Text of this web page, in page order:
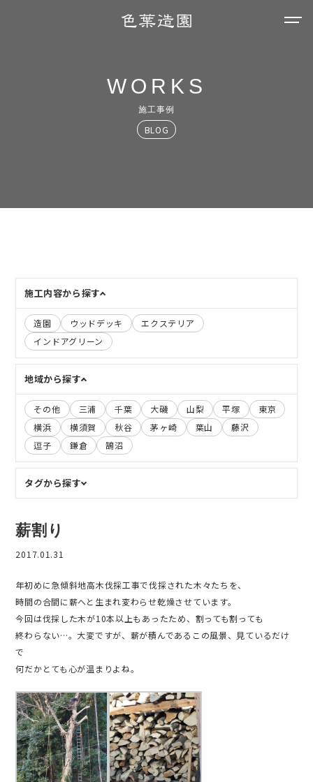
WORKS
施工事例
BLOG
施工内容から探す
造園 ウッドデッキ
エクステリア
インドアグリーン
地域から探す
その他 三浦 千葉 大磯 山梨 平塚
東京
横浜
横須賀 秋谷 茅ヶ崎 葉山
藤沢
逗子
鎌倉 鵠沼
タグから探す
薪割り
2017.01.31
年初めに急傾斜地高木伐採工事で伐採された木々たちを、
時間の合間に薪へと生まれ変わらせ乾燥させています。
今回は伐採した木が10本以上もあったため、割っても割っても
終わらない…。大変ですが、薪が積んであるこの風景、見ているだけ
で
何だかとても心が温まりよね。